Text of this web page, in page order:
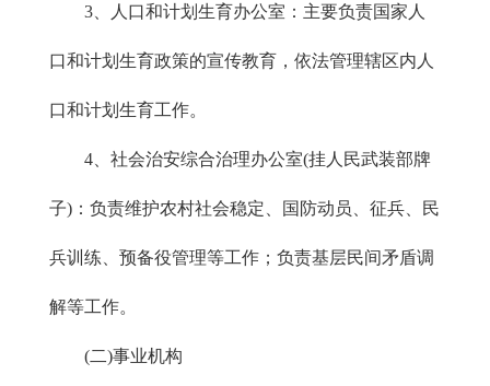
3、人口和计划生育办公室：主要负责国家人
口和计划生育政策的宣传教育，依法管理辖区内人
口和计划生育工作。
4、社会治安综合治理办公室(挂人民武装部牌
子)：负责维护农村社会稳定、国防动员、征兵、民
兵训练、预备役管理等工作；负责基层民间矛盾调
解等工作。
(二)事业机构